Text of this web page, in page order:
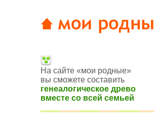
На сайте «мои родные»
вы сможете составить
генеалогическое древо
вместе со всей семьей